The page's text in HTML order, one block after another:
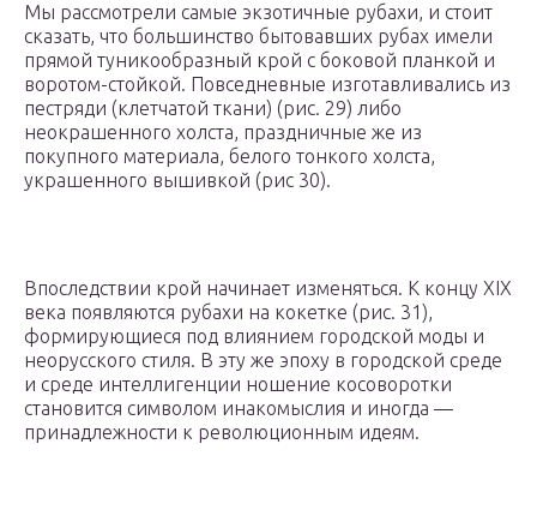
Мы рассмотрели самые экзотичные рубахи, и стоит
сказать, что большинство бытовавших рубах имели
прямой туникообразный крой с боковой планкой и
воротом-стойкой. Повседневные изготавливались из
пестряди (клетчатой ткани) (рис. 29) либо
неокрашенного холста, праздничные же из
покупного материала, белого тонкого холста,
украшенного вышивкой (рис 30).
Впоследствии крой начинает изменяться. К концу XIX
века появляются рубахи на кокетке (рис. 31),
формирующиеся под влиянием городской моды и
неорусского стиля. В эту же эпоху в городской среде
и среде интеллигенции ношение косоворотки
становится символом инакомыслия и иногда —
принадлежности к революционным идеям.